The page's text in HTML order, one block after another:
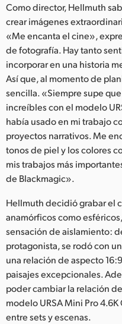
Sweden
Chinese Taipei
Turkey
UAE
Ukraine
United Kingdom
United States
Como director, Hellmuth
crear imágenes
«Me encanta el cine»,
de fotografía. Hay tanto
incorporar en una historia
Así que, al momento de
sencilla. «Siempre supe
increíbles con el modelo
había usado en mi trabajo
proyectos narrativos. Me
tonos de piel y los colores
mis trabajos más
de Blackmagic».
Hellmuth decidió grabar el
anamórficos como
sensación de aislamiento:
protagonista, se rodó con
una relación de aspecto
paisajes excepcionales.
poder cambiar la relación
modelo URSA Mini Pro
entre sets y escenas.